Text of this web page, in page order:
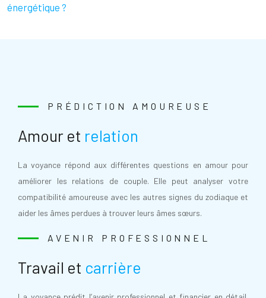
énergétique ?
PRÉDICTION AMOUREUSE
Amour et relation
La voyance répond aux différentes questions en amour pour
améliorer les relations de couple. Elle peut analyser votre
compatibilité amoureuse avec les autres signes du zodiaque et
aider les âmes perdues à trouver leurs âmes sœurs.
AVENIR PROFESSIONNEL
Travail et carrière